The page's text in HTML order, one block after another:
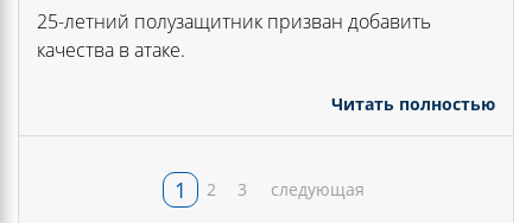
25-летний полузащитник призван добавить
качества в атаке.
Читать полностью
1 2 3 следующая